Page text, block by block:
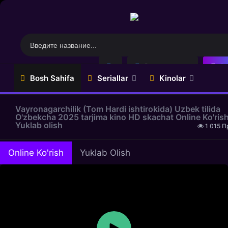
Регистрация
Bosh Sahifa Seriallar
Serial
tilida)
Uzbek
Kinolar
Uzbek
Kinolar
Ujes
Multfilmlar Top Закладки
Vayronagarchilik (Tom Hardi ishtirokida) Uzbek tilida
O'zbekcha 2025 tarjima kino HD skachat Online
Yuklab olish
1 015
Online Ko'rish Yuklab Olish